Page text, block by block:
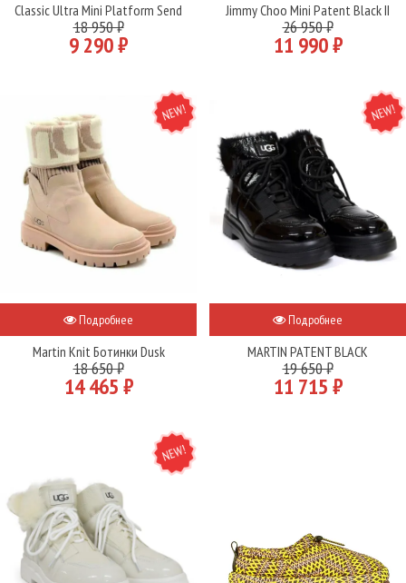
Classic Ultra Mini Platform Send
18 950 ₽
9 290 ₽
Jimmy Choo Mini Patent Black II
26 950 ₽
11 990 ₽
NEW
Подробнее
Martin Knit Ботинки Dusk
18 650 ₽
14 465 ₽
NEW
Подробнее
MARTIN PATENT BLACK
19 650 ₽
11 715 ₽
NEW